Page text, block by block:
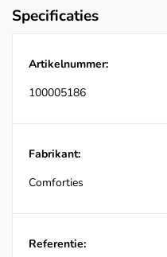
Specificaties
Artikelnummer:
100005186
Fabrikant:
Comforties
Referentie: